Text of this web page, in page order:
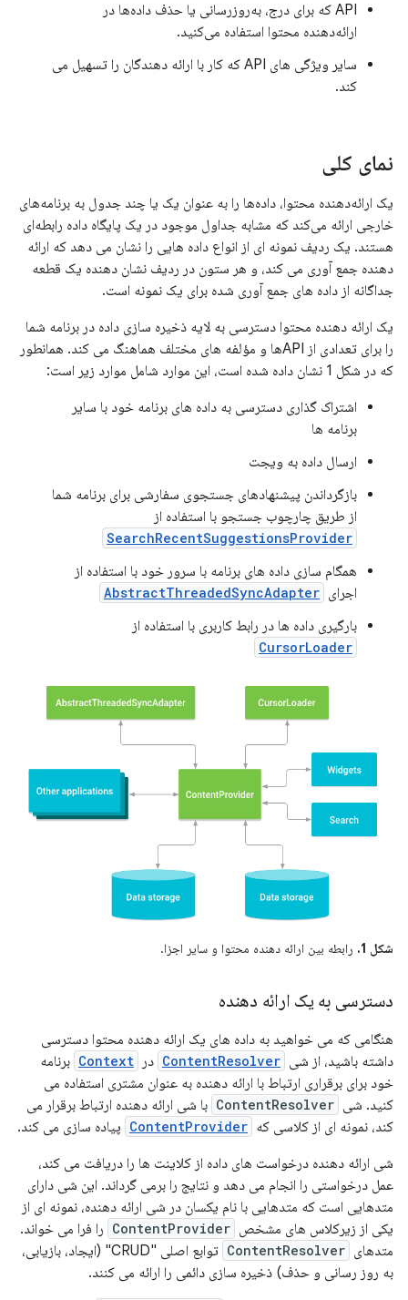
API که برای درج، به‌روزرسانی یا حذف داده‌ها در
ارائه‌دهنده محتوا استفاده می‌کنید.
سایر ویژگی های API که کار با ارائه دهندگان را تسهیل می
کند.
نمای کلی
یک ارائه‌دهنده محتوا، داده‌ها را به عنوان یک یا چند جدول به برنامه‌های
خارجی ارائه می‌کند که مشابه جداول موجود در یک پایگاه داده رابطه‌ای
هستند. یک ردیف نمونه ای از انواع داده هایی را نشان می دهد که ارائه
دهنده جمع آوری می کند، و هر ستون در ردیف نشان دهنده یک قطعه
جداگانه از داده های جمع آوری شده برای یک نمونه است.
یک ارائه دهنده محتوا دسترسی به لایه ذخیره سازی داده در برنامه شما
را برای تعدادی از APIها و مؤلفه های مختلف هماهنگ می کند. همانطور
که در شکل 1 نشان داده شده است، این موارد شامل موارد زیر است:
اشتراک گذاری دسترسی به داده های برنامه خود با سایر
برنامه ها
ارسال داده به ویجت
بازگرداندن پیشنهادهای جستجوی سفارشی برای برنامه شما
از طریق چارچوب جستجو با استفاده از
SearchRecentSuggestionsProvider
همگام سازی داده های برنامه با سرور خود با استفاده از
اجرای AbstractThreadedSyncAdapter
بارگیری داده ها در رابط کاربری با استفاده از
CursorLoader
شکل 1. رابطه بین ارائه دهنده محتوا و سایر اجزا.
دسترسی به یک ارائه دهنده
هنگامی که می خواهید به داده های یک ارائه دهنده محتوا دسترسی
داشته باشید، از شی ContentResolver در Context برنامه
خود برای برقراری ارتباط با ارائه دهنده به عنوان مشتری استفاده می
کنید. شی ContentResolver با شی ارائه دهنده ارتباط برقرار می
کند، نمونه ای از کلاسی که ContentProvider پیاده سازی می کند.
شی ارائه دهنده درخواست های داده از کلاینت ها را دریافت می کند،
عمل درخواستی را انجام می دهد و نتایج را برمی گرداند. این شی دارای
متدهایی است که متدهایی با نام یکسان در شی ارائه دهنده، نمونه ای از
یکی از زیرکلاس های مشخص ContentProvider را فرا می خواند.
متدهای ContentResolver
توابع اصلی "CRUD" (ایجاد، بازیابی،
به روز رسانی و حذف) ذخیره سازی دائمی را ارائه می کنند.